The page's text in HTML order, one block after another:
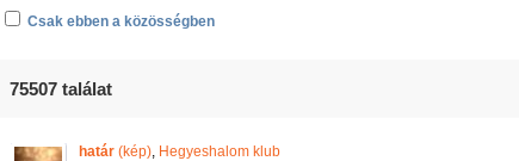
Csak ebben a közösségben
75507 találat
határ (kép), Hegyeshalom klub